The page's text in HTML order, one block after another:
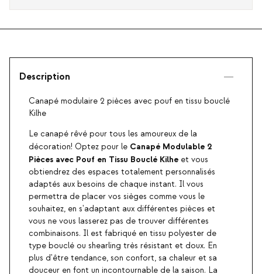
Description
Canapé modulaire 2 pièces avec pouf en tissu bouclé
Kilhe
Le canapé rêvé pour tous les amoureux de la
décoration! Optez pour le Canapé Modulable 2
Pièces avec Pouf en Tissu Bouclé Kilhe et vous
obtiendrez des espaces totalement personnalisés
adaptés aux besoins de chaque instant. Il vous
permettra de placer vos sièges comme vous le
souhaitez, en s'adaptant aux différentes pièces et
vous ne vous lasserez pas de trouver différentes
combinaisons. Il est fabriqué en tissu polyester de
type bouclé ou shearling très résistant et doux. En
plus d'être tendance, son confort, sa chaleur et sa
douceur en font un incontournable de la saison. La